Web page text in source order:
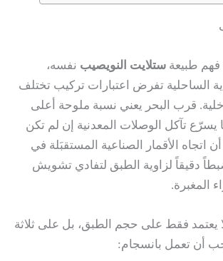
طبيعة ستلايت النويصيب نفسه،
الساحلية تفرض اعتبارات تركيب تختلف
قرب البحر يعني نسبة ملوحة أعلى
يسرّع تآكل الوصلات المعدنية إن لم تكن
اتجاه الأقمار الصناعية المستقبَلة في
دقيقاً لزاوية الطبق لتفادي تشويش
المغبرة.
لا يعتمد فقط على حجم الطبق، بل على ثلاثة
أن تعمل بانسجام: